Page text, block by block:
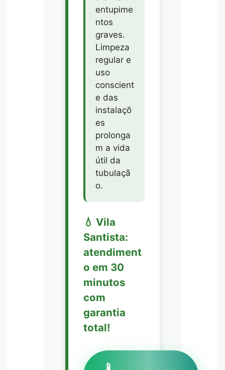
entupime
ntos
graves.
Limpeza
regular e
uso
conscient
e das
instalaçõ
es
prolonga
m a vida
útil da
tubulaçã
o.
💧 Vila
Santista:
atendiment
o em 30
minutos
com
garantia
total!
📱